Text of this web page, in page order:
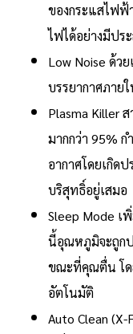
ของกระแสไฟฟ้
ไฟได้อย่างมีป
Low Noise ด้ว
บรรยากาศภาย
Plasma Killer
มากกว่า 95%
อากาศโดยเกิด
บริสุทธิ์อยู่เสมอ
Sleep Mode เ
นี้อุณหภูมิจะถูก
ขณะที่คุณตื่น โด
อัตโนมัติ
Auto Clean